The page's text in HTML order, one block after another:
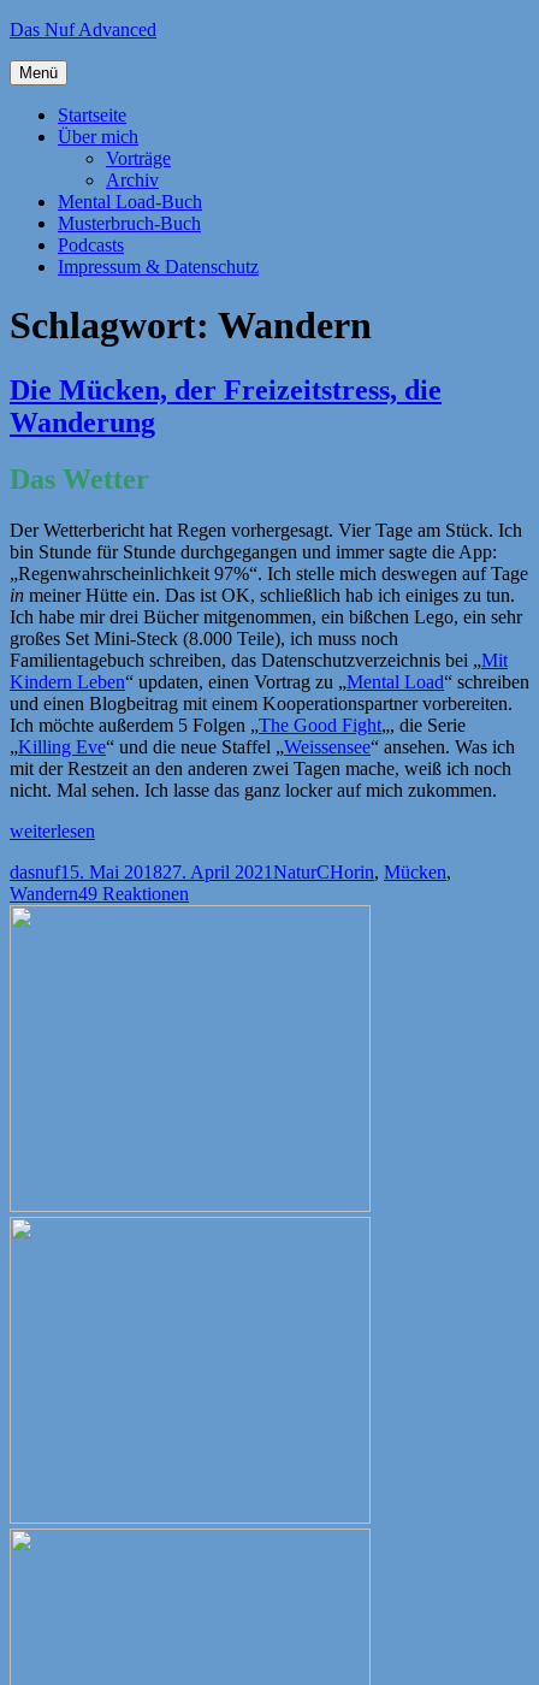
Zum
springen
Das Nuf Advanced
Menü
Startseite
Über mich
Vorträge
Archiv
Mental Load-Buch
Musterbruch-Buch
Podcasts
Impressum & Datenschutz
Schlagwort: Wandern
Die Mücken, der Freizeitstress, die
Wanderung
Das Wetter
Der Wetterbericht hat Regen vorhergesagt. Vier Tage am Stück. Ich
bin Stunde für Stunde durchgegangen und immer sagte die App:
„Regenwahrscheinlichkeit 97%“. Ich stelle mich deswegen auf Tage
in meiner Hütte ein. Das ist OK, schließlich hab ich einiges zu tun.
Ich habe mir drei Bücher mitgenommen, ein bißchen Lego, ein sehr
großes Set Mini-Steck (8.000 Teile), ich muss noch
Familientagebuch schreiben, das Datenschutzverzeichnis bei „Mit
Kindern Leben“ updaten, einen Vortrag zu „Mental Load“ schreiben
und einen Blogbeitrag mit einem Kooperationspartner vorbereiten.
Ich möchte außerdem 5 Folgen „The Good Fight„, die Serie
„Killing Eve“ und die neue Staffel „Weissensee“ ansehen. Was ich
mit der Restzeit an den anderen zwei Tagen mache, weiß ich noch
nicht. Mal sehen. Ich lasse das ganz locker auf mich zukommen.
„Die
der
Freizeitstress,
die
weiterlesen
Autor
dasnufVeröffentlicht
am
15. Mai 201827. April 2021Kategorien
NaturSchlagwörter
CHorin, Mücken,
Wandern49 Reaktionen